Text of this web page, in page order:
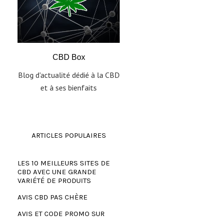
CBD Box
Blog d'actualité dédié à la CBD
et à ses bienfaits
ARTICLES POPULAIRES
LES 10 MEILLEURS SITES DE
CBD AVEC UNE GRANDE
VARIÉTÉ DE PRODUITS
AVIS CBD PAS CHÈRE
AVIS ET CODE PROMO SUR